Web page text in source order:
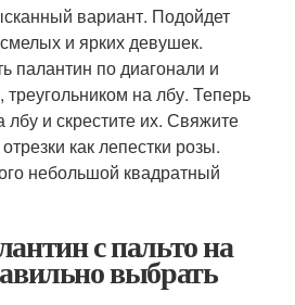
вариант. Подойдет
и ярких девушек.
палантин по диагонали и
треугольником на лбу. Теперь
лбу и скрестите их. Свяжите
как лепестки розы.
небольшой квадратный
с пальто на
выбрать